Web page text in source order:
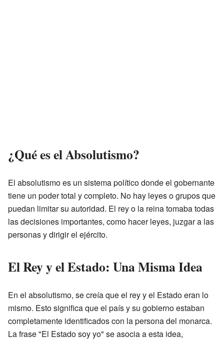
¿Qué es el Absolutismo?
El absolutismo es un sistema político donde el gobernante
tiene un poder total y completo. No hay leyes o grupos que
puedan limitar su autoridad. El rey o la reina tomaba todas
las decisiones importantes, como hacer leyes, juzgar a las
personas y dirigir el ejército.
El Rey y el Estado: Una Misma Idea
En el absolutismo, se creía que el rey y el Estado eran lo
mismo. Esto significa que el país y su gobierno estaban
completamente identificados con la persona del monarca.
La frase "El Estado soy yo" se asocia a esta idea,